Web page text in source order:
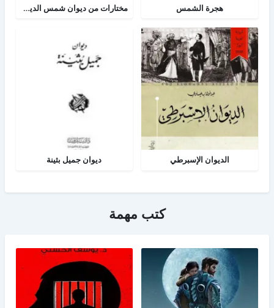
هجرة الشمس مختارات من ديوان شمس الدين تبريزي
الديوان الإسبرطي ديوان جميل بثينة
كتب مهمة